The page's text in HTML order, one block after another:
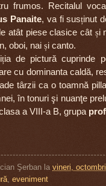
frumos.
Recitalul
Panaite, va fi susținut
atât piese clasice cât și
oboi, nai și canto.
ția de pictură cuprinde
cu dominanta caldă,
târzii ca o toamnă
în tonuri şi nuanţe
a VIII-a B, grupa
Şerban la vineri,
eveniment